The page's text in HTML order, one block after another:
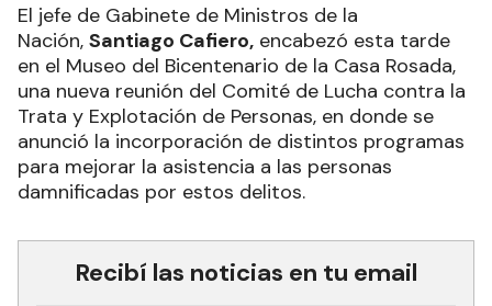
El jefe de Gabinete de Ministros de la
Nación, Santiago Cafiero, encabezó esta tarde
en el Museo del Bicentenario de la Casa Rosada,
una nueva reunión del Comité de Lucha contra la
Trata y Explotación de Personas, en donde se
anunció la incorporación de distintos programas
para mejorar la asistencia a las personas
damnificadas por estos delitos.
Recibí las noticias en tu email